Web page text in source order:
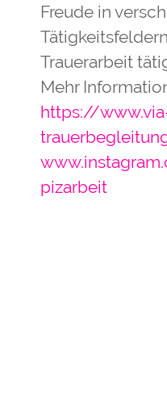
Freude in
Trauerarbeit
Mehr
https://
pizarbeit